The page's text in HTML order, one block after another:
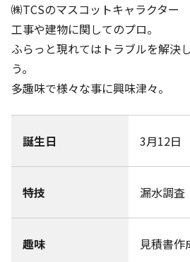
㈱TCSのマスコットキャラクター
工事や建物に関してのプロ。
ふらっと現れてはトラブルを解決
う。
多趣味で様々な事に興味津々。
誕生日 3月12日
特技 漏水調査
趣味 見積書作